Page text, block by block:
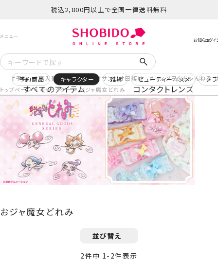
税込2,800円以上で全国一律送料無料
予約 再入荷 ヒロアカ サンリオ日焼け コスメヲタちゃんねる
すべてのアイテム コンタクトレンズ
予約商品 キャラクター 雑貨 ビューティーコスメ ブ
トップページ キャラクター おジャ魔女どれみ
おジャ魔女どれみ
並び替え
2件中 1 - 2件表示